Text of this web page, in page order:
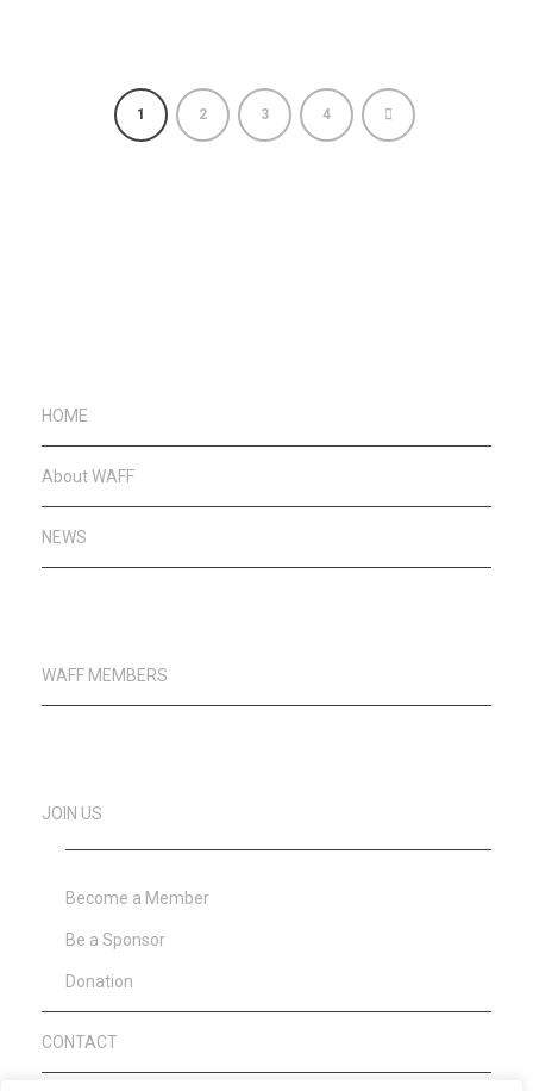
1 2 3 4
HOME
About WAFF
NEWS
WAFF MEMBERS
JOIN US
Become a Member
Be a Sponsor
Donation
CONTACT